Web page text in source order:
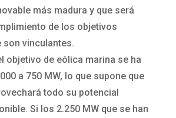
más madura y que será
de los objetivos
son vinculantes.
objetivo de eólica marina se ha
a 750 MW, lo que supone que
todo su potencial
Si los 2.250 MW que se han